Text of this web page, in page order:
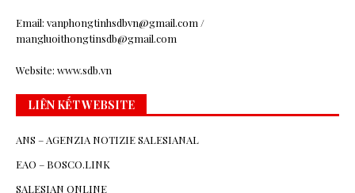
Email: vanphongtinhsdbvn@gmail.com /
mangluoithongtinsdb@gmail.com
Website: www.sdb.vn
LIÊN KẾT WEBSITE
ANS – AGENZIA NOTIZIE SALESIANAL
EAO – BOSCO.LINK
SALESIAN ONLINE